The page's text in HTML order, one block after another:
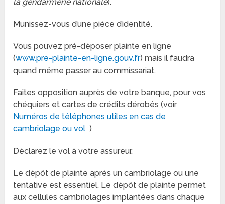
Munissez-vous d’une pièce d’identité.
Vous pouvez pré-déposer plainte en ligne
(www.pre-plainte-en-ligne.gouv.fr) mais il faudra
quand même passer au commissariat.
Faites opposition auprès de votre banque, pour vos
chéquiers et cartes de crédits dérobés (voir
Numéros de téléphones utiles en cas de
cambriolage ou vol )
Déclarez le vol à votre assureur.
Le dépôt de plainte après un cambriolage ou une
tentative est essentiel. Le dépôt de plainte permet
aux cellules cambriolages implantées dans chaque